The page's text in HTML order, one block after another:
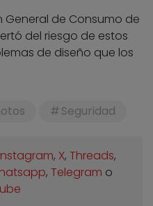
General de Consumo de
del riesgo de estos
de diseño que los
Seguridad
, X, Threads,
, Telegram o